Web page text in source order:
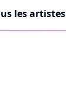
les artistes